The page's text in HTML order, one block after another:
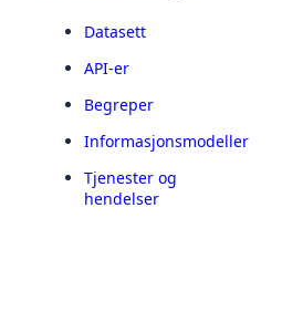
Datasett
API-er
Begreper
Informasjonsmodeller
Tjenester og
hendelser